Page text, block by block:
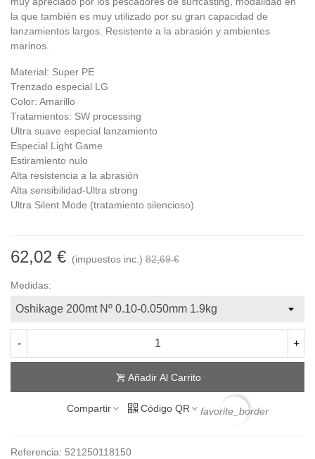
la que también es muy utilizado por su gran capacidad de
lanzamientos largos. Resistente a la abrasión y ambientes
marinos.
Material: Super PE
Trenzado especial LG
Color: Amarillo
Tratamientos: SW processing
Ultra suave especial lanzamiento
Especial Light Game
Estiramiento nulo
Alta resistencia a la abrasión
Alta sensibilidad-Ultra strong
Ultra Silent Mode (tratamiento silencioso)
62,02 € (impuestos inc.) 82,69 €
Medidas:
- +
Añadir Al Carrito
Compartir Código QR favorite_border
Referencia: 521250118150